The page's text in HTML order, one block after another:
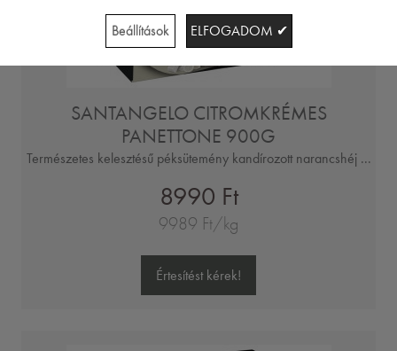
SANTANGELO CITROMKRÉMES
PANETTONE 900G
Természetes kelesztésű péksütemény kandírozott narancshéj ...
8990 Ft
9989 Ft/kg
Értesítést kérek!
Beállítások ELFOGADOM ✔